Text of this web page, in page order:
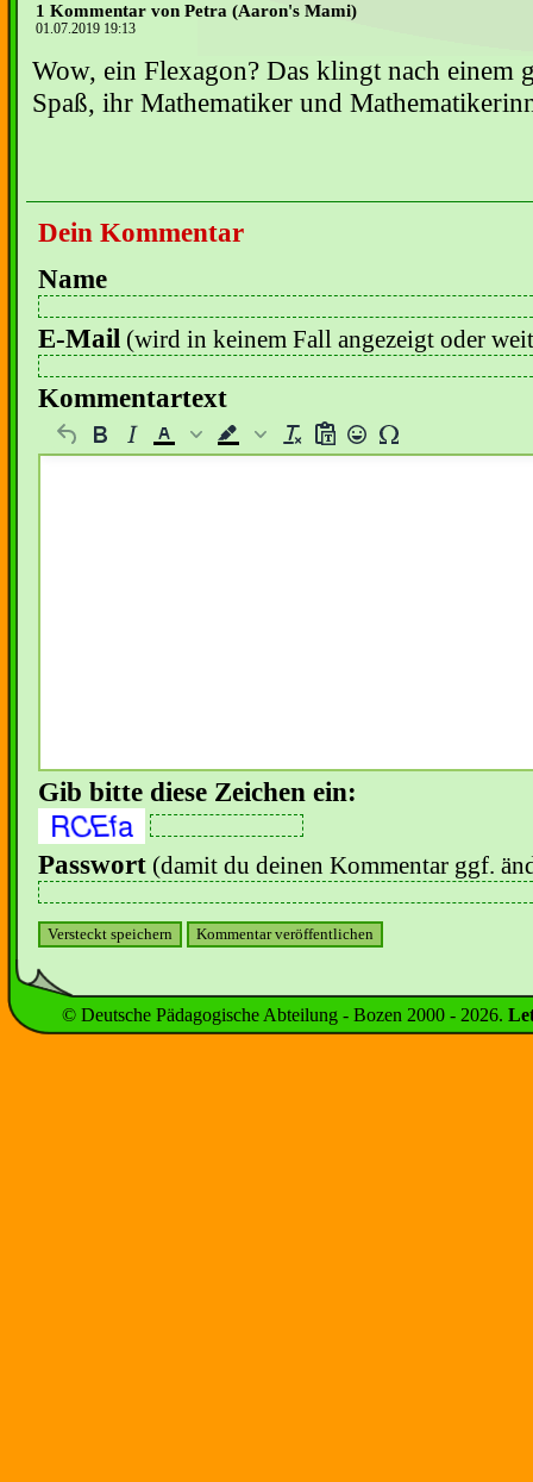
1 Kommentar von Petra (Aaron's Mami)
01.07.2019 19:13
Wow, ein Flexagon? Das klingt nach einem
Spaß, ihr Mathematiker und
Dein Kommentar
Name
E-Mail (wird in keinem Fall angezeigt oder
Kommentartext
Gib bitte diese Zeichen ein:
Passwort (damit du deinen Kommentar ggf.
© Deutsche Pädagogische Abteilung - Bozen 2000 - 2026.